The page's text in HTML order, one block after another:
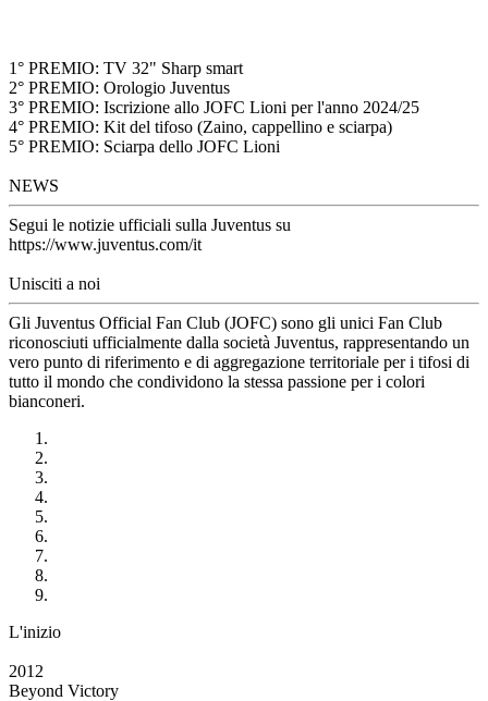
1° PREMIO: TV 32" Sharp smart
2° PREMIO: Orologio Juventus
3° PREMIO: Iscrizione allo JOFC Lioni per l'anno 2024/25
4° PREMIO: Kit del tifoso (Zaino, cappellino e sciarpa)
5° PREMIO: Sciarpa dello JOFC Lioni
NEWS
Segui le notizie ufficiali sulla Juventus su
https://www.juventus.com/it
Unisciti a noi
Gli Juventus Official Fan Club (JOFC) sono gli unici Fan Club
riconosciuti ufficialmente dalla società Juventus, rappresentando un
vero punto di riferimento e di aggregazione territoriale per i tifosi di
tutto il mondo che condividono la stessa passione per i colori
bianconeri.
L'inizio
2012
Beyond Victory